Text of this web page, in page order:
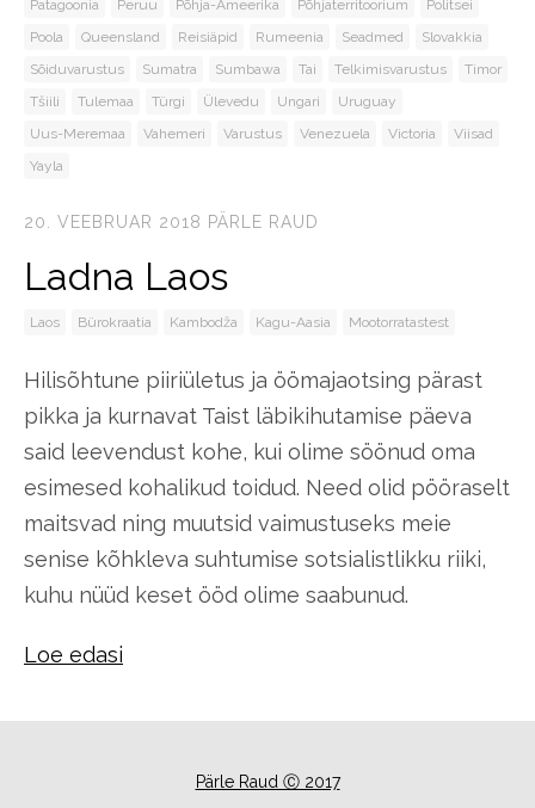
Patagoonia
Peruu Põhja-Ameerika Põhjaterritoorium
Politsei
Poola
Queensland Reisiäpid Rumeenia Seadmed
Slovakkia
Sõiduvarustus
Sumatra Sumbawa Tai Telkimisvarustus
Timor
Tšiili
Tulemaa Türgi Ülevedu Ungari
Uruguay
Uus-Meremaa
Vahemeri Varustus Venezuela Victoria
Viisad
Yayla
20. VEEBRUAR 2018 PÄRLE RAUD
Ladna Laos
Laos Bürokraatia Kambodža Kagu-Aasia Mootorratastest
Hilisõhtune piiriületus ja öömajaotsing pärast
pikka ja kurnavat Taist läbikihutamise päeva
said leevendust kohe, kui olime söönud oma
esimesed kohalikud toidud. Need olid pööraselt
maitsvad ning muutsid vaimustuseks meie
senise kõhkleva suhtumise sotsialistlikku riiki,
kuhu nüüd keset ööd olime saabunud.
Loe edasi
Pärle Raud Ⓒ 2017